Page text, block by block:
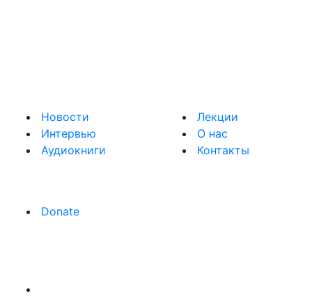
Новости
Интервью
Аудиокниги
Лекции
О нас
Контакты
Donate